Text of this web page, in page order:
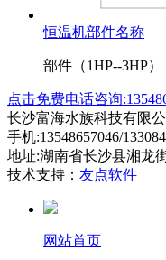
恒温机部件名称
部件（1HP--3HP）
点击免费电话咨询
长沙富海水族科技有限
手机:13548657046/
地址:湖南省长沙县湘龙
技术支持： 友点软件
网站首页